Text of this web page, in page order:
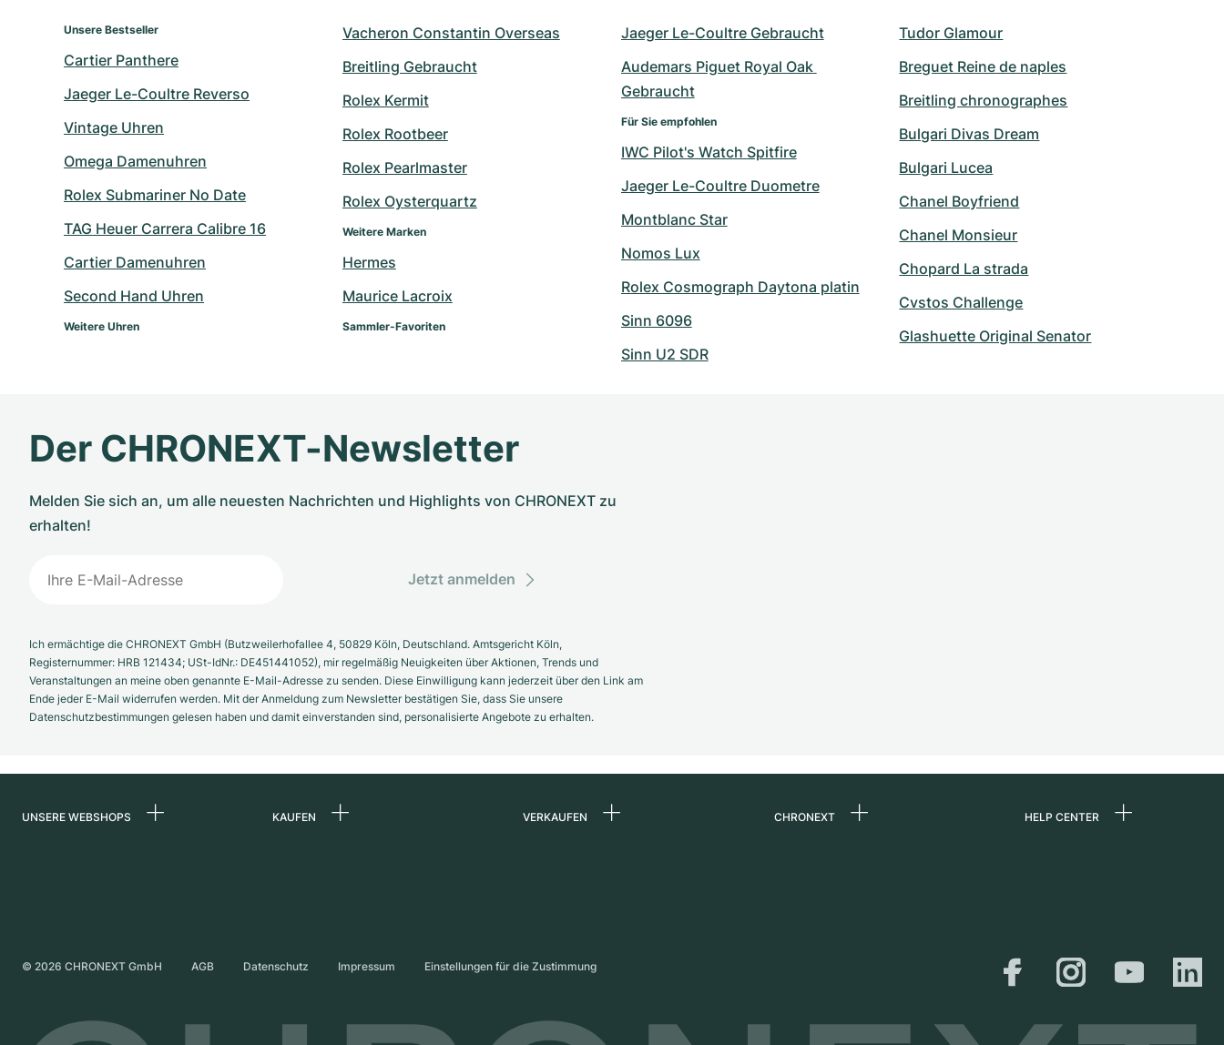
Unsere Bestseller
Cartier Panthere
Jaeger Le-Coultre Reverso
Vintage Uhren
Omega Damenuhren
Rolex Submariner No Date
TAG Heuer Carrera Calibre 16
Cartier Damenuhren
Second Hand Uhren
Weitere Uhren
Vacheron Constantin Overseas
Breitling Gebraucht
Rolex Kermit
Rolex Rootbeer
Rolex Pearlmaster
Rolex Oysterquartz
Weitere Marken
Hermes
Maurice Lacroix
Sammler-Favoriten
Jaeger Le-Coultre Gebraucht
Audemars Piguet Royal Oak
Gebraucht
Für Sie empfohlen
IWC Pilot's Watch Spitfire
Jaeger Le-Coultre Duometre
Montblanc Star
Nomos Lux
Rolex Cosmograph Daytona platin
Sinn 6096
Sinn U2 SDR
Tudor Glamour
Breguet Reine de naples
Breitling chronographes
Bulgari Divas Dream
Bulgari Lucea
Chanel Boyfriend
Chanel Monsieur
Chopard La strada
Cvstos Challenge
Glashuette Original Senator
Der CHRONEXT-Newsletter
Melden Sie sich an, um alle neuesten Nachrichten und Highlights von CHRONEXT zu
erhalten!
Jetzt anmelden
Ich ermächtige die CHRONEXT GmbH (Butzweilerhofallee 4, 50829 Köln, Deutschland. Amtsgericht Köln,
Registernummer: HRB 121434; USt-IdNr.: DE451441052), mir regelmäßig Neuigkeiten über Aktionen, Trends und
Veranstaltungen an meine oben genannte E-Mail-Adresse zu senden. Diese Einwilligung kann jederzeit über den Link am
Ende jeder E-Mail widerrufen werden. Mit der Anmeldung zum Newsletter bestätigen Sie, dass Sie unsere
Datenschutzbestimmungen gelesen haben und damit einverstanden sind, personalisierte Angebote zu erhalten.
UNSERE WEBSHOPS KAUFEN VERKAUFEN CHRONEXT HELP CENTER
Versand &
Rückgaberecht
© 2026 CHRONEXT GmbH AGB Datenschutz Impressum Einstellungen für die Zustimmung